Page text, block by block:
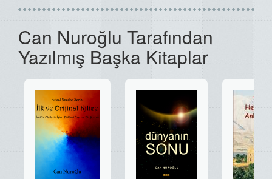
Can Nuroğlu Tarafından
Yazılmış Başka Kitaplar